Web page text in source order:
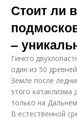
Стоит ли
–
Гинкго
один из 50
Земле после
этого катаклизма
только на
В естественной